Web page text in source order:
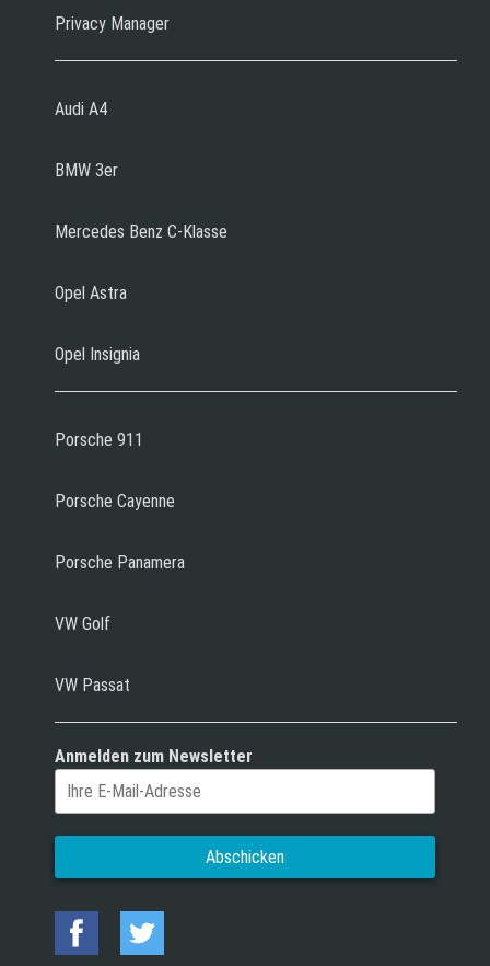
Privacy Manager
Audi A4
BMW 3er
Mercedes Benz C-Klasse
Opel Astra
Opel Insignia
Porsche 911
Porsche Cayenne
Porsche Panamera
VW Golf
VW Passat
Anmelden zum Newsletter